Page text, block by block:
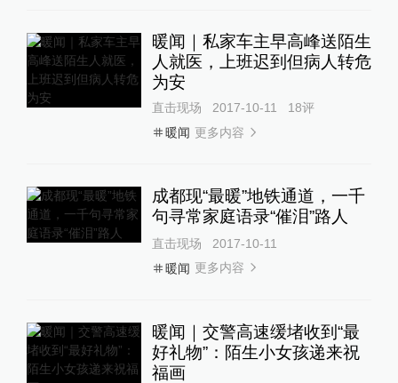
暖闻｜私家车主早高峰送陌生
人就医，上班迟到但病人转危
为安
直击现场 2017-10-11 18评
暖闻 更多内容
成都现“最暖”地铁通道，一千
句寻常家庭语录“催泪”路人
直击现场
2017-10-11
暖闻 更多内容
暖闻｜交警高速缓堵收到“最
好礼物”：陌生小女孩递来祝
福画